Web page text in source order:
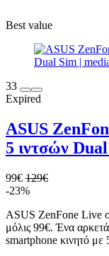
Best value
33
Expired
ASUS
5 ιντσών
99€ 129€
-23%
ASUS ZenFone Live
μόλις 99€. Ένα
smartphone κινητό